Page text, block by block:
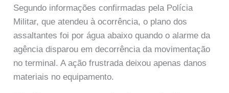
Segundo informações confirmadas pela Polícia
Militar, que atendeu à ocorrência, o plano dos
assaltantes foi por água abaixo quando o alarme da
agência disparou em decorrência da movimentação
no terminal. A ação frustrada deixou apenas danos
materiais no equipamento.